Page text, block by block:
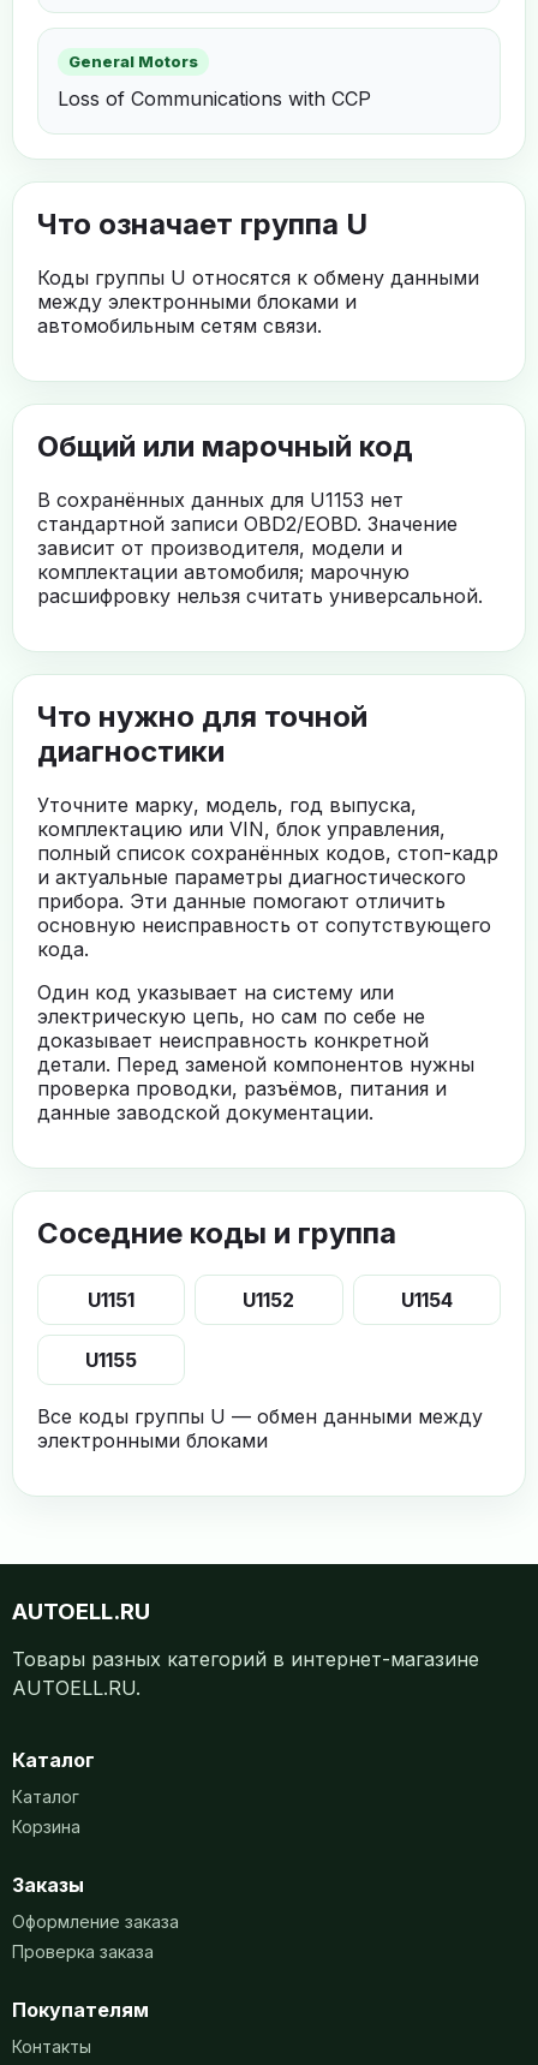
General Motors
Loss of Communications with CCP
Что означает группа U
Коды группы U относятся к обмену данными
между электронными блоками и
автомобильным сетям связи.
Общий или марочный код
В сохранённых данных для U1153 нет
стандартной записи OBD2/EOBD. Значение
зависит от производителя, модели и
комплектации автомобиля; марочную
расшифровку нельзя считать универсальной.
Что нужно для точной
диагностики
Уточните марку, модель, год выпуска,
комплектацию или VIN, блок управления,
полный список сохранённых кодов, стоп-кадр
и актуальные параметры диагностического
прибора. Эти данные помогают отличить
основную неисправность от сопутствующего
кода.
Один код указывает на систему или
электрическую цепь, но сам по себе не
доказывает неисправность конкретной
детали. Перед заменой компонентов нужны
проверка проводки, разъёмов, питания и
данные заводской документации.
Соседние коды и группа
U1151 U1152 U1154
U1155
Все коды группы U — обмен данными между
электронными блоками
AUTOELL.RU
Товары разных категорий в интернет-магазине
AUTOELL.RU.
Каталог
Каталог
Корзина
Заказы
Оформление заказа
Проверка заказа
Покупателям
Контакты